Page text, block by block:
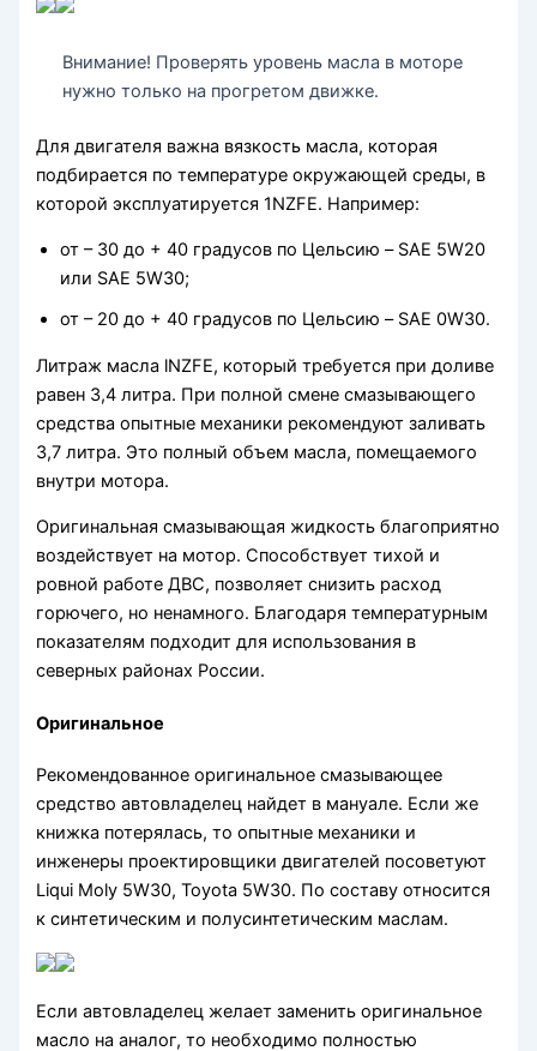
Внимание! Проверять уровень масла в моторе
нужно только на прогретом движке.
Для двигателя важна вязкость масла, которая
подбирается по температуре окружающей среды, в
которой эксплуатируется 1NZFE. Например:
от – 30 до + 40 градусов по Цельсию – SAE 5W20
или SAE 5W30;
от – 20 до + 40 градусов по Цельсию – SAE 0W30.
Литраж масла lNZFE, который требуется при доливе
равен 3,4 литра. При полной смене смазывающего
средства опытные механики рекомендуют заливать
3,7 литра. Это полный объем масла, помещаемого
внутри мотора.
Оригинальная смазывающая жидкость благоприятно
воздействует на мотор. Способствует тихой и
ровной работе ДВС, позволяет снизить расход
горючего, но ненамного. Благодаря температурным
показателям подходит для использования в
северных районах России.
Оригинальное
Рекомендованное оригинальное смазывающее
средство автовладелец найдет в мануале. Если же
книжка потерялась, то опытные механики и
инженеры проектировщики двигателей посоветуют
Liqui Moly 5W30, Toyota 5W30. По составу относится
к синтетическим и полусинтетическим маслам.
Если автовладелец желает заменить оригинальное
масло на аналог, то необходимо полностью